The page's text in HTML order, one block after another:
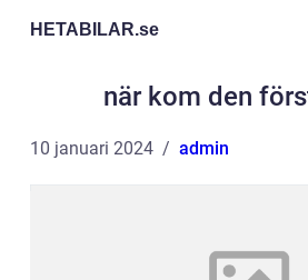
HETABILAR.se
när kom den
10 januari 2024 admin